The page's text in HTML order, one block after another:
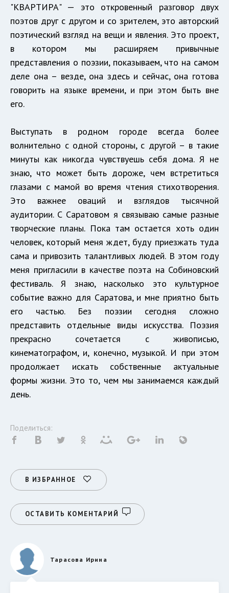
"КВАРТИРА" — это откровенный разговор двух
поэтов друг с другом и со зрителем, это авторский
поэтический взгляд на вещи и явления. Это проект,
в котором мы расширяем привычные
представления о поэзии, показываем, что на самом
деле она – везде, она здесь и сейчас, она готова
говорить на языке времени, и при этом быть вне
его.
Выступать в родном городе всегда более
волнительно с одной стороны, с другой – в такие
минуты как никогда чувствуешь себя дома. Я не
знаю, что может быть дороже, чем встретиться
глазами с мамой во время чтения стихотворения.
Это важнее оваций и взглядов тысячной
аудитории. С Саратовом я связываю самые разные
творческие планы. Пока там остается хоть один
человек, который меня ждет, буду приезжать туда
сама и привозить талантливых людей. В этом году
меня пригласили в качестве поэта на Собиновский
фестиваль. Я знаю, насколько это культурное
событие важно для Саратова, и мне приятно быть
его частью. Без поэзии сегодня сложно
представить отдельные виды искусства. Поэзия
прекрасно сочетается с живописью,
кинематографом, и, конечно, музыкой. И при этом
продолжает искать собственные актуальные
формы жизни. Это то, чем мы занимаемся каждый
день.
Поделиться:
В ИЗБРАННОЕ
ОСТАВИТЬ КОМЕНТАРИЙ
Тарасова Ирина